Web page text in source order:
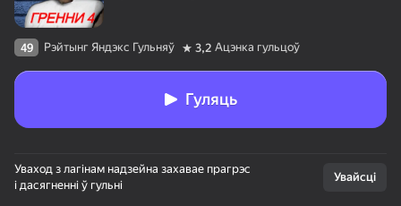
49 Рэйтынг Яндэкс Гульняў 3,2 Ацэнка гульцоў
Гуляць
Уваход з лагінам надзейна захавае прагрэс
і дасягненні ў гульні
Увайсці